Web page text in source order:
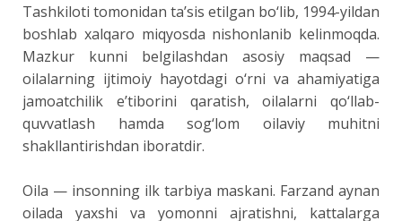
Tashkiloti tomonidan ta’sis etilgan bo‘lib, 1994-yildan
boshlab xalqaro miqyosda nishonlanib kelinmoqda.
Mazkur kunni belgilashdan asosiy maqsad —
oilalarning ijtimoiy hayotdagi o‘rni va ahamiyatiga
jamoatchilik e’tiborini qaratish, oilalarni qo‘llab-
quvvatlash hamda sog‘lom oilaviy muhitni
shakllantirishdan iboratdir.
Oila — insonning ilk tarbiya maskani. Farzand aynan
oilada yaxshi va yomonni ajratishni, kattalarga